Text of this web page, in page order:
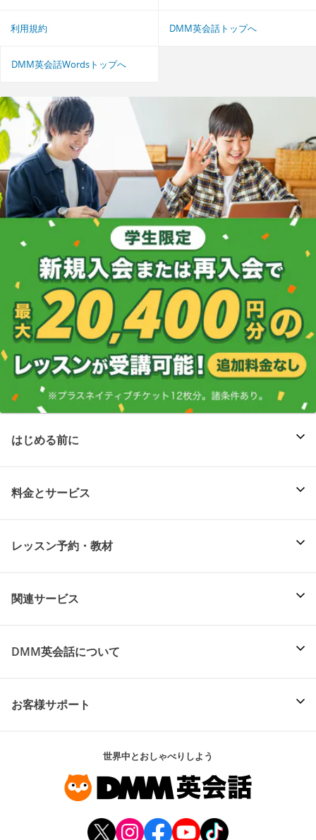
利用規約 DMM英会話トップへ
DMM英会話Wordsトップへ
はじめる前に
料金とサービス
レッスン予約・教材
関連サービス
DMM英会話について
お客様サポート
世界中とおしゃべりしよう